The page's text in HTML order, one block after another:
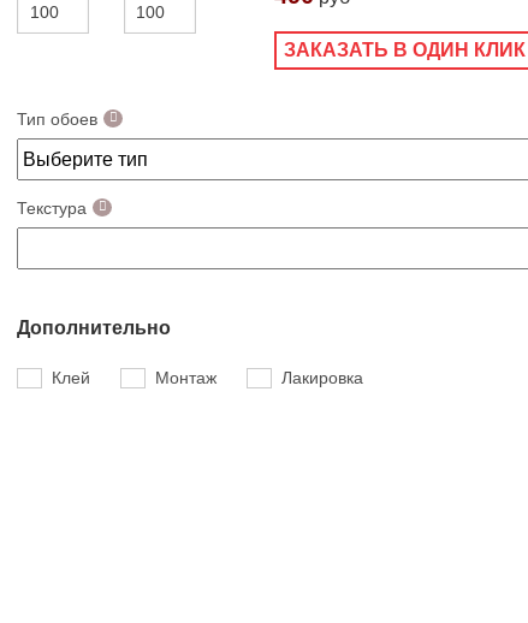
ЗАКАЗАТЬ В ОДИН КЛИК
Тип обоев
Текстура
Дополнительно
Клей Монтаж Лакировка